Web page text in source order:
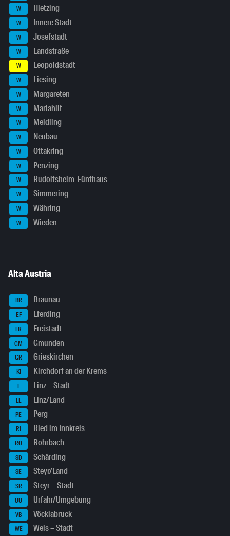
W Hietzing
W Innere Stadt
W Josefstadt
W Landstraße
W Leopoldstadt
W Liesing
W Margareten
W Mariahilf
W Meidling
W Neubau
W Ottakring
W Penzing
W Rudolfsheim-Fünfhaus
W Simmering
W Währing
W Wieden
Alta Austria
BR Braunau
EF Eferding
FR Freistadt
GM Gmunden
GR Grieskirchen
KI Kirchdorf an der Krems
L Linz – Stadt
LL Linz/Land
PE Perg
RI Ried im Innkreis
RO Rohrbach
SD Schärding
SE Steyr/Land
SR Steyr – Stadt
UU Urfahr/Umgebung
VB Vöcklabruck
WE Wels – Stadt